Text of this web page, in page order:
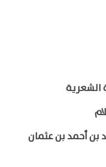
بن أحمد بن عثمان